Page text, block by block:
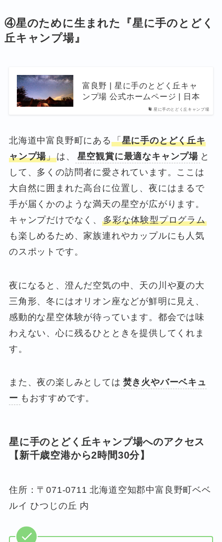
④星のために生まれた『星に手のとどく
丘キャンプ場』
星に手のとどく丘キャンプ場
富良野 | 星に手のとどく丘キャ
ンプ場 公式ホームページ | 日本
北海道中富良野町にある 「星に手のとどく丘キ
ャンプ場」は、 星空観賞に最適なキャンプ場 と
して、多くの訪問者に愛されています。ここは
大自然に囲まれた高台に位置し、夜にはまるで
手が届くかのような満天の星空が広がります。
キャンプだけでなく、 多彩な体験型プログラム
も楽しめるため、家族連れやカップルにも人気
のスポットです。
夜になると、澄んだ空気の中、天の川や夏の大
三角形、冬にはオリオン座などが鮮明に見え、
感動的な星空体験が待っています。都会では味
わえない、心に残るひとときを提供してくれま
す。
また、夜の楽しみとしては 焚き火やバーベキュ
ー もおすすめです。
星に手のとどく丘キャンプ場へのアクセス
【新千歳空港から2時間30分】
住所：〒071-0711 北海道空知郡中富良野町ベベ
ルイ ひつじの丘 内